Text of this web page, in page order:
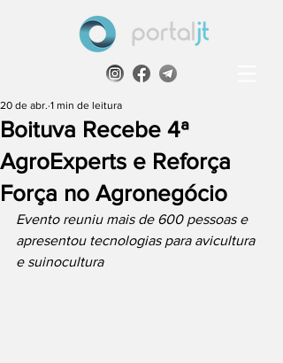
Boituva Recebe 4ª
AgroExperts e Reforça
Força no Agronegócio
20 de abr. 1 min de leitura
Evento reuniu mais de 600 pessoas e
apresentou tecnologias para avicultura
e suinocultura